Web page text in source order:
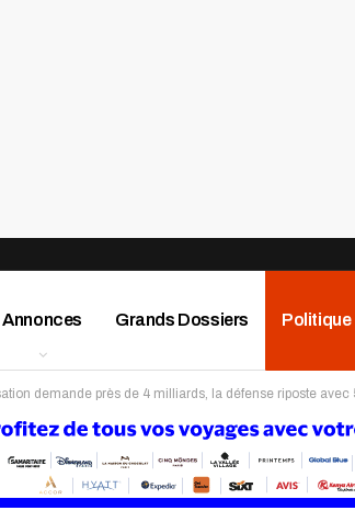
Annonces Grands Dossiers Politique
Région
demande près de 4 milliards, la défense riposte avec